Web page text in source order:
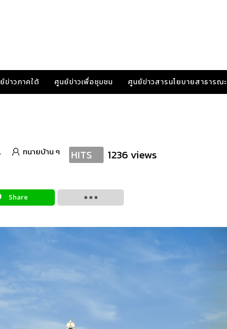
ข่าวภาคใต้ ศูนย์ข่าวเพื่อชุมชน ศูนย์ข่าวสารนโยบายสาธารณะ
ทนายบ้าน ๆ HITS 1236 views
Share